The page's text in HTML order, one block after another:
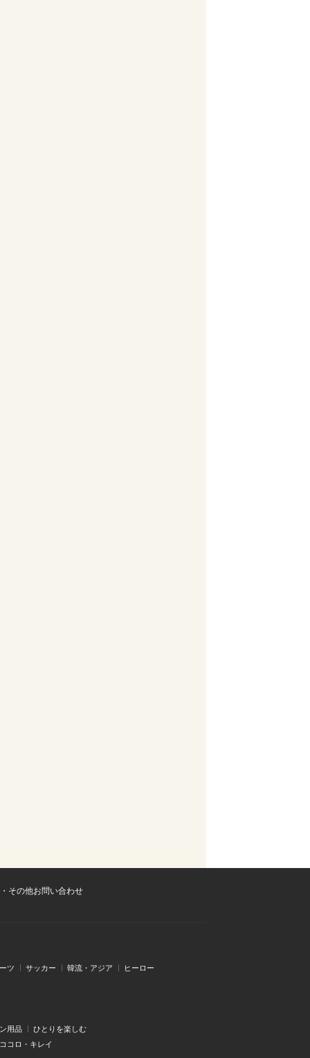
その他お問い合わせ
ツ サッカー 韓流・アジア ヒーロー
用品
ひとりを楽しむ
コロ・キレイ